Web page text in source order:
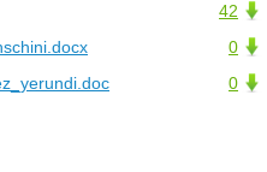
42
0
0